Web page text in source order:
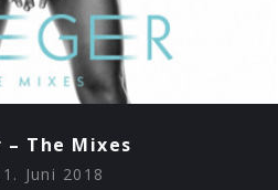
– The Mixes
Juni 2018